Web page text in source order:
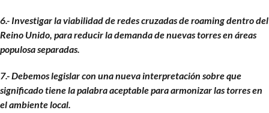
6.- Investigar la viabilidad de redes cruzadas de roaming dentro del
Reino Unido, para reducir la demanda de nuevas torres en áreas
populosa separadas.
7.- Debemos legislar con una nueva interpretación sobre que
significado tiene la palabra aceptable para armonizar las torres en
el ambiente local.